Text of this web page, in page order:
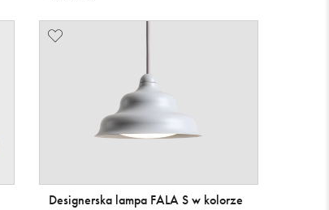
Designerska lampa FALA S w kolorze